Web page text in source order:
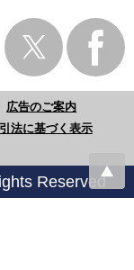
広告のご案内
法に基づく表示
Reserved